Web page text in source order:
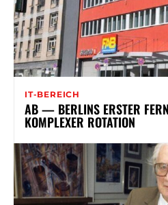
IT-BEREICH
AB — BERLINS ERSTER
KOMPLEXER ROTATION